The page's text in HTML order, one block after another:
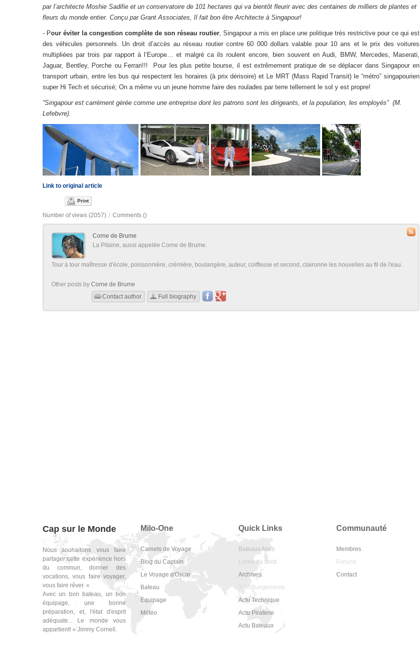
par l’architecte Moshie Sadifie et un conservatoire de 101 hectares qui va bientôt fleurir avec des centaines de milliers de plantes et
fleurs du monde entier. Conçu par Grant Associates, Il fait bon être Architecte à Singapour!
- Pour éviter la congestion complète de son réseau routier, Singapour a mis en place une politique très restrictive pour ce qui est
des véhicules personnels. Un droit d’accès au réseau routier contre 60 000 dollars valable pour 10 ans et le prix des voitures
multipliées par trois par rapport à l’Europe… et malgré ca ils roulent encore, bien souvent en Audi, BMW, Mercedes, Maserati,
Jaguar, Bentley, Porche ou Ferrari!!! Pour les plus petite bourse, il est extrêmement pratique de se déplacer dans Singapour en
transport urbain, entre les bus qui respectent les horaires (à prix dérisoire) et Le MRT (Mass Rapid Transit) le “métro” singapourien
super Hi Tech et sécurisé; On a même vu un jeune homme faire des roulades par terre tellement le sol y est propre!
“Singapour est carrément gérée comme une entreprise dont les patrons sont les dirigeants, et la population, les employés” (M.
Lefebvre).
Link to original article
Print
Number of views (2057) / Comments ()
Corne de Brume
La Pitaine, aussi appelée Corne de Brume.
Tour à tour maîtresse d'école, poissonnière, crémière, boulangère, auteur, coiffeuse et second, claironne les nouvelles au fil de l'eau.
Other posts by Corne de Brume
Contact author
Full biography
Cap sur le Monde
Nous souhaitons vous faire
partager cette expérience hors
du commun, donner des
vocations, vous faire voyager,
vous faire rêver. «
Avec un bon bateau, un bon
équipage, une bonne
préparation, et, l'état d'esprit
adéquate... Le monde vous
appartient! » Jimmy Cornell.
Milo-One
Carnets de Voyage
Blog du Captain
Le Voyage d'Oscar
Bateau
Equipage
Météo
Quick Links
Bateaux Amis
Livres du bord
Archives
Téléchargements
Actu Technique
Actu Piraterie
Actu Bateaux
Communauté
Membres
Forums
Contact